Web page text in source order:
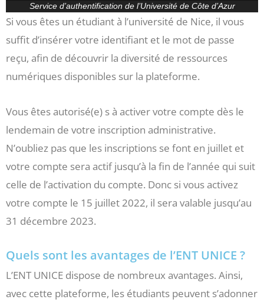
Service d’authentification de l’Université de Côte d’Azur
Si vous êtes un étudiant à l’université de Nice, il vous
suffit d’insérer votre identifiant et le mot de passe
reçu, afin de découvrir la diversité de ressources
numériques disponibles sur la plateforme.
Vous êtes autorisé(e) s à activer votre compte dès le
lendemain de votre inscription administrative.
N’oubliez pas que les inscriptions se font en juillet et
votre compte sera actif jusqu’à la fin de l’année qui suit
celle de l’activation du compte. Donc si vous activez
votre compte le 15 juillet 2022, il sera valable jusqu’au
31 décembre 2023.
Quels sont les avantages de l’ENT UNICE ?
L’ENT UNICE dispose de nombreux avantages. Ainsi,
avec cette plateforme, les étudiants peuvent s’adonner